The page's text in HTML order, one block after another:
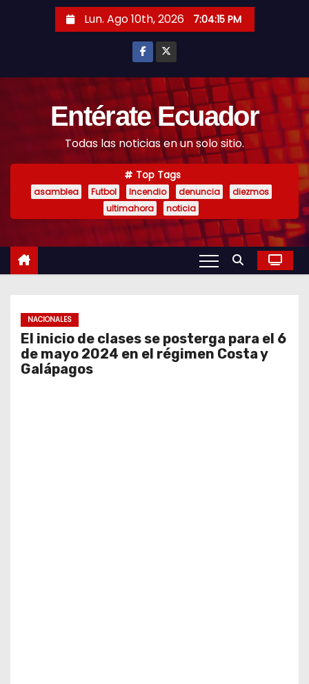
Lun. Ago 10th, 2026 7:04:16 PM
Entérate Ecuador
Todas las noticias en un solo sitio.
Top Tags
asamblea Futbol Incendio denuncia
diezmos
ultimahora
noticia
NACIONALES
El inicio de clases se posterga para el 6
de mayo 2024 en el régimen Costa y
Galápagos